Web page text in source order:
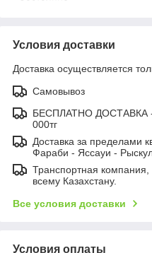
Условия доставки
Доставка осуществляется
Самовывоз
БЕСПЛАТНО ДОСТАВКА -
000тг
Доставка за пределами
Фараби - Яссауи -
Транспортная компания,
всему Казахстану.
Все условия доставки
Условия оплаты